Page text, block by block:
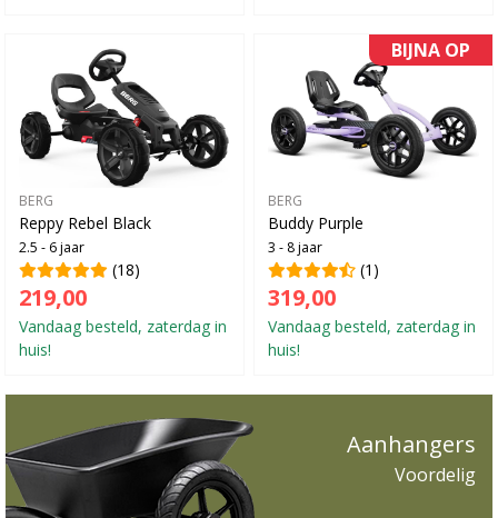
BERG
Reppy Rebel Black
2.5 - 6 jaar
(18)
219,00
Vandaag besteld, zaterdag in
huis!
BIJNA OP
BERG
Buddy Purple
3 - 8 jaar
(1)
319,00
Vandaag besteld, zaterdag in
huis!
Aanhangers
Voordelig